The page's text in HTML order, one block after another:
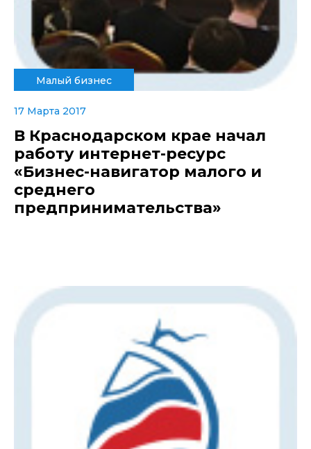
Малый бизнес
17 Марта 2017
В Краснодарском крае начал
работу интернет-ресурс
«Бизнес-навигатор малого и
среднего
предпринимательства»